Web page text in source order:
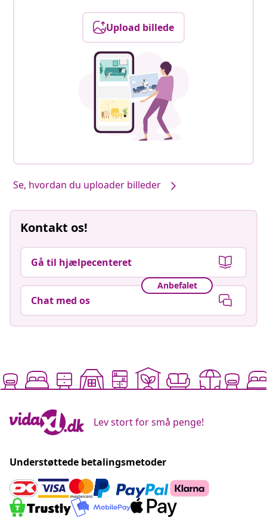
Upload billede
Se, hvordan du uploader billeder
Kontakt os!
Gå til hjælpecenteret
Anbefalet
Chat med os
Lev stort for små penge!
Understøttede betalingsmetoder